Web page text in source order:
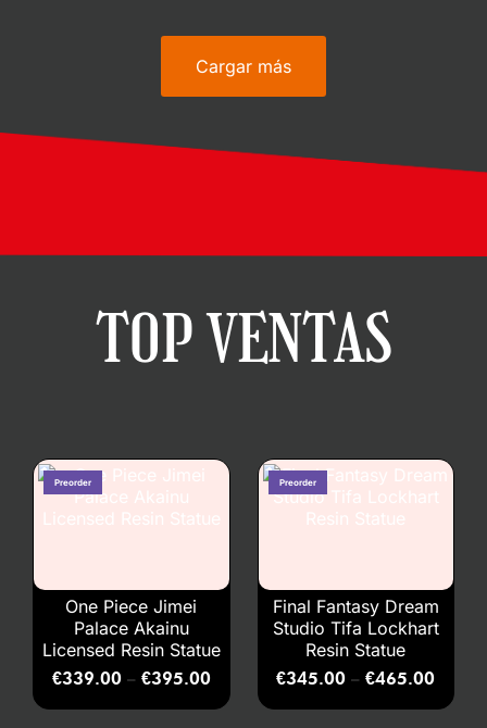
Cargar más
TOP VENTAS
One Piece Jimei
Palace Akainu
Licensed Resin Statue
€339.00 – €395.00
Final Fantasy Dream
Studio Tifa Lockhart
Resin Statue
€345.00 – €465.00